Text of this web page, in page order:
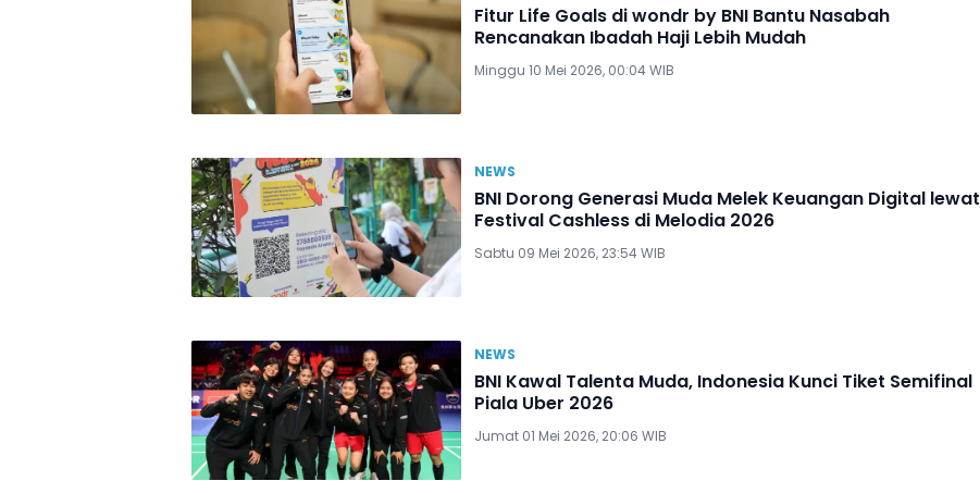
Fitur Life Goals di wondr by BNI Bantu Nasabah
Rencanakan Ibadah Haji Lebih Mudah
Minggu 10 Mei 2026, 00:04 WIB
NEWS
BNI Dorong Generasi Muda Melek Keuangan Digital lewat
Festival Cashless di Melodia 2026
Sabtu 09 Mei 2026, 23:54 WIB
NEWS
BNI Kawal Talenta Muda, Indonesia Kunci Tiket Semifinal
Piala Uber 2026
Jumat 01 Mei 2026, 20:06 WIB